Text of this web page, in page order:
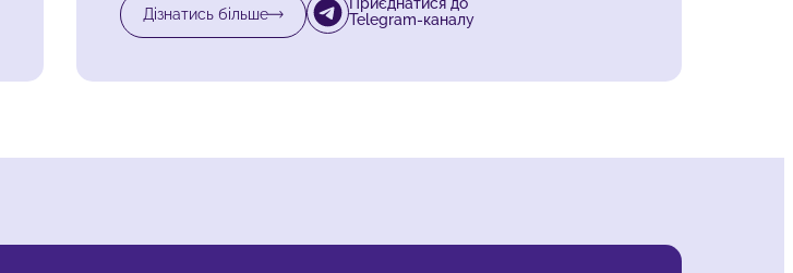
Дізнатись більше
Приєднатися до
Telegram-каналу